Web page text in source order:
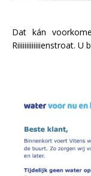
Dat kán
Riiiiiiiiiiiiienstroat. U